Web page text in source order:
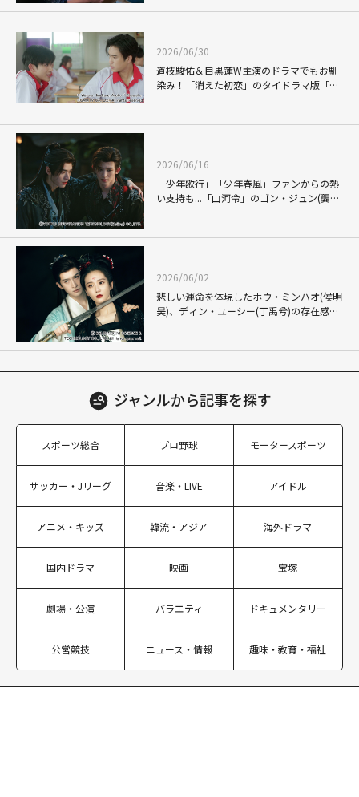
2026/06/30
道枝駿佑＆目黒蓮W主演のドラマでもお馴
染み！「消えた初恋」のタイドラマ版「My
瞬間"
2026/06/16
「少年歌行」「少年春風」ファンからの熱
い支持も...「山河令」のゴン・ジュン(龔俊)
2026/06/02
悲しい運命を体現したホウ・ミンハオ(侯明
昊)、ディン・ユーシー(丁禹兮)の存在感も
ジャンルから記事を探す
スポーツ総合 プロ野球 モータースポーツ
サッカー・Jリーグ 音楽・LIVE アイドル
アニメ・キッズ 韓流・アジア 海外ドラマ
国内ドラマ 映画 宝塚
劇場・公演 バラエティ ドキュメンタリー
公営競技 ニュース・情報 趣味・教育・福祉